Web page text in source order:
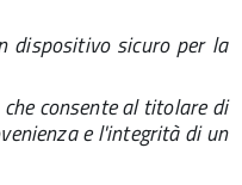
dispositivo sicuro per la
consente al titolare di
e l'integrità di un